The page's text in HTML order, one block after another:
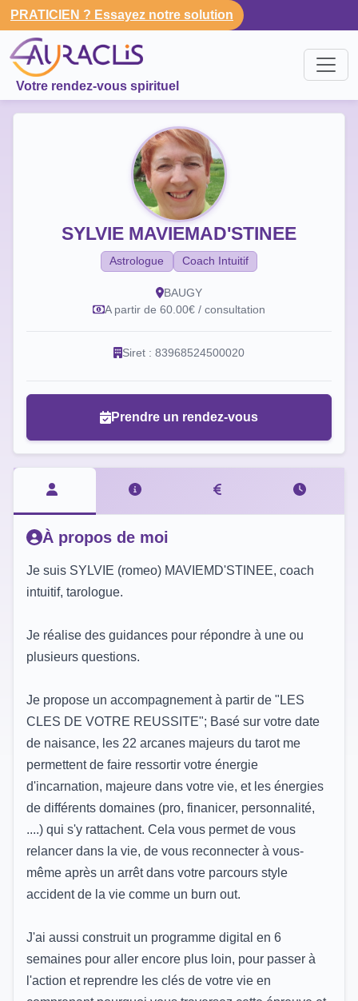
PRATICIEN ? Essayez notre solution
Votre rendez-vous spirituel
SYLVIE MAVIEMAD'STINEE
Astrologue Coach Intuitif
BAUGY
A partir de 60.00€ / consultation
Siret : 83968524500020
Prendre un rendez-vous
À propos de moi
Je suis SYLVIE (romeo) MAVIEMD'STINEE, coach
intuitif, tarologue.
Je réalise des guidances pour répondre à une ou
plusieurs questions.
Je propose un accompagnement à partir de "LES
CLES DE VOTRE REUSSITE"; Basé sur votre date
de naisance, les 22 arcanes majeurs du tarot me
permettent de faire ressortir votre énergie
d'incarnation, majeure dans votre vie, et les énergies
de différents domaines (pro, finanicer, personnalité,
....) qui s'y rattachent. Cela vous permet de vous
relancer dans la vie, de vous reconnecter à vous-
même après un arrêt dans votre parcours style
accident de la vie comme un burn out.
J'ai aussi construit un programme digital en 6
semaines pour aller encore plus loin, pour passer à
l'action et reprendre les clés de votre vie en